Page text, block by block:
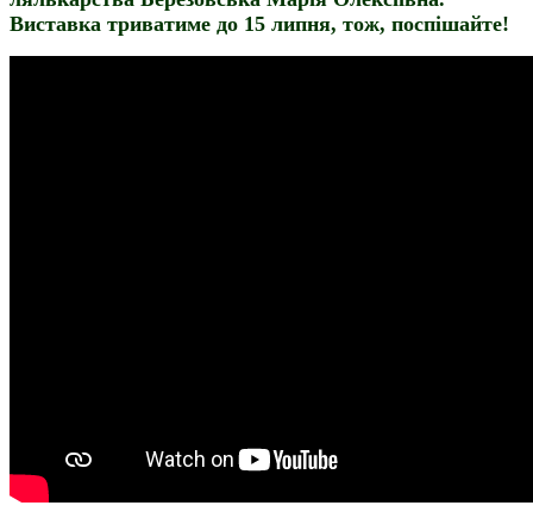
Виставка триватиме до 15 липня, тож, поспішайте!